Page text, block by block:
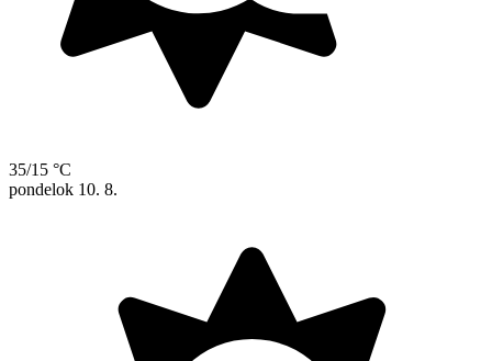
35/15 °C
pondelok 10. 8.